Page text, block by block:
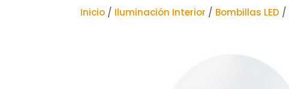
Inicio / Iluminación Interior / Bombillas LED /